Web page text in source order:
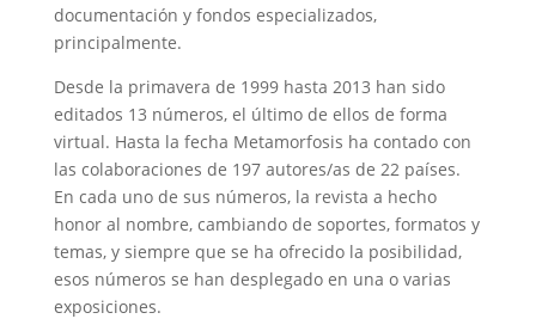
documentación y fondos especializados,
principalmente.
Desde la primavera de 1999 hasta 2013 han sido
editados 13 números, el último de ellos de forma
virtual. Hasta la fecha Metamorfosis ha contado con
las colaboraciones de 197 autores/as de 22 países.
En cada uno de sus números, la revista a hecho
honor al nombre, cambiando de soportes, formatos y
temas, y siempre que se ha ofrecido la posibilidad,
esos números se han desplegado en una o varias
exposiciones.